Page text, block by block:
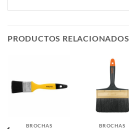
PRODUCTOS RELACIONADOS
BROCHAS BROCHAS